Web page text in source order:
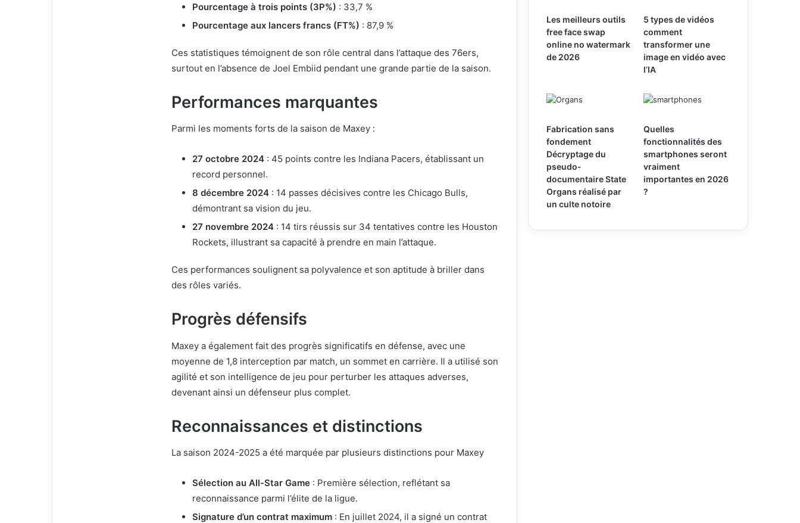
Pourcentage à trois points (3P%) : 33,7 %
Pourcentage aux lancers francs (FT%) : 87,9 %
Ces statistiques témoignent de son rôle central dans l’attaque des 76ers,
surtout en l’absence de Joel Embiid pendant une grande partie de la saison.
Performances marquantes
Parmi les moments forts de la saison de Maxey :
27 octobre 2024 : 45 points contre les Indiana Pacers, établissant un
record personnel.
8 décembre 2024 : 14 passes décisives contre les Chicago Bulls,
démontrant sa vision du jeu.
27 novembre 2024 : 14 tirs réussis sur 34 tentatives contre les Houston
Rockets, illustrant sa capacité à prendre en main l’attaque.
Ces performances soulignent sa polyvalence et son aptitude à briller dans
des rôles variés.
Progrès défensifs
Maxey a également fait des progrès significatifs en défense, avec une
moyenne de 1,8 interception par match, un sommet en carrière. Il a utilisé son
agilité et son intelligence de jeu pour perturber les attaques adverses,
devenant ainsi un défenseur plus complet.
Reconnaissances et distinctions
La saison 2024-2025 a été marquée par plusieurs distinctions pour Maxey
Sélection au All-Star Game : Première sélection, reflétant sa
reconnaissance parmi l’élite de la ligue.
Signature d’un contrat maximum : En juillet 2024, il a signé un contrat
Les meilleurs outils
free face swap
online no watermark
de 2026
5 types de vidéos
comment
transformer une
image en vidéo avec
l’IA
Fabrication sans
fondement
Décryptage du
pseudo-
documentaire State
Organs réalisé par
un culte notoire
Quelles
fonctionnalités des
smartphones seront
vraiment
importantes en 2026
?